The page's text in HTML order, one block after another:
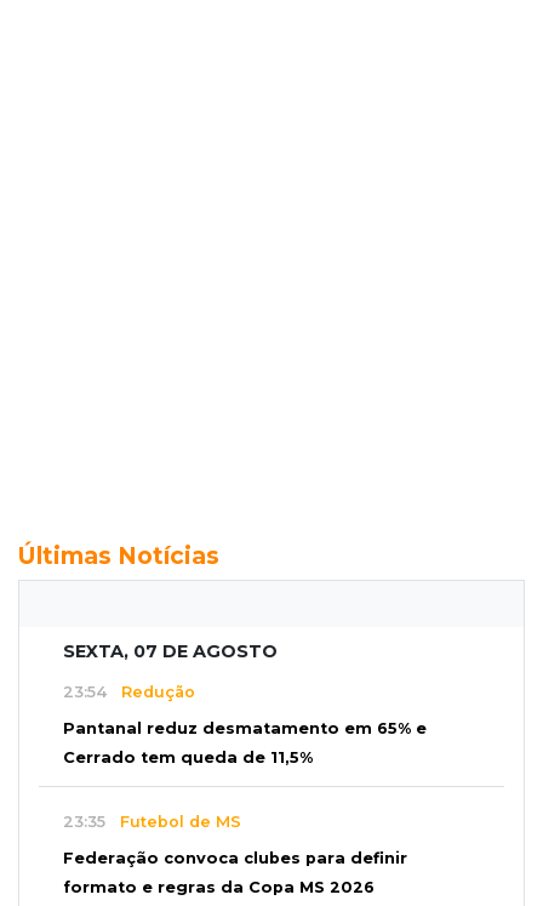
Últimas Notícias
SEXTA, 07 DE AGOSTO
23:54 Redução
Pantanal reduz desmatamento em 65% e
Cerrado tem queda de 11,5%
23:35 Futebol de MS
Federação convoca clubes para definir
formato e regras da Copa MS 2026